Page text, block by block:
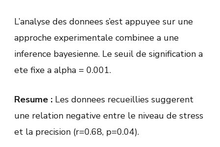
L’analyse des donnees s’est appuyee sur une
approche experimentale combinee a une
inference bayesienne. Le seuil de signification a
ete fixe a alpha = 0.001.
Resume : Les donnees recueillies suggerent
une relation negative entre le niveau de stress
et la precision (r=0.68, p=0.04).